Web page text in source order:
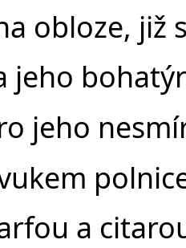
obloze, již
jeho
jeho
a